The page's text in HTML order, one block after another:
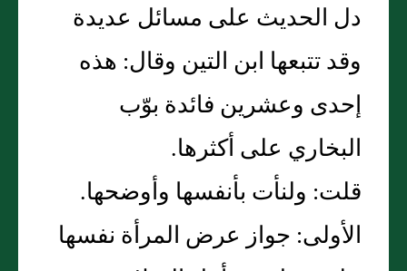
دل الحديث على مسائل عديدة
وقد تتبعها ابن التين وقال: هذه
إحدى وعشرين فائدة بوّب
البخاري على أكثرها.
قلت: ولنأت بأنفسها وأوضحها.
الأولى: جواز عرض المرأة نفسها